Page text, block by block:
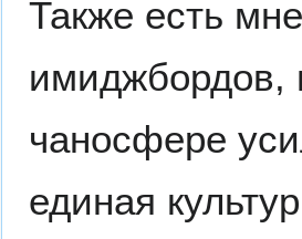
Также есть
имиджбордов,
чаносфере
единая